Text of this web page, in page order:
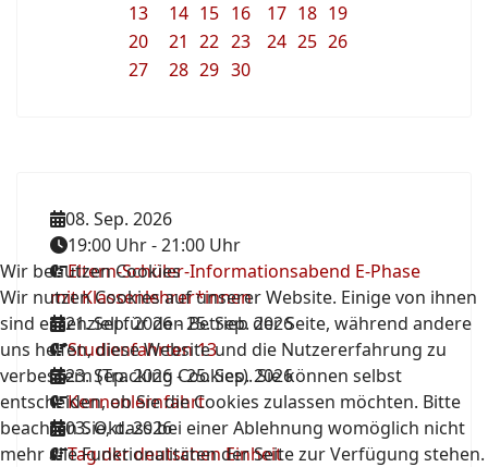
13
14 15 16 17 18 19
20
21 22 23 24 25 26
27
28 29 30
08. Sep. 2026
19:00 Uhr-21:00 Uhr
Eltern-Schüler-Informationsabend E-Phase
mit Klassenlehrer*innen
21. Sep. 2026-25. Sep. 2026
Studienfahrten 13
23. Sep. 2026-25. Sep. 2026
Kennenlernfahrt
03. Okt. 2026
Tag der deutschen Einheit
Wir benutzen Cookies
Wir nutzen Cookies auf unserer Website. Einige von ihnen
sind essenziell für den Betrieb der Seite, während andere
uns helfen, diese Website und die Nutzererfahrung zu
verbessern (Tracking Cookies). Sie können selbst
entscheiden, ob Sie die Cookies zulassen möchten. Bitte
beachten Sie, dass bei einer Ablehnung womöglich nicht
mehr alle Funktionalitäten der Seite zur Verfügung stehen.